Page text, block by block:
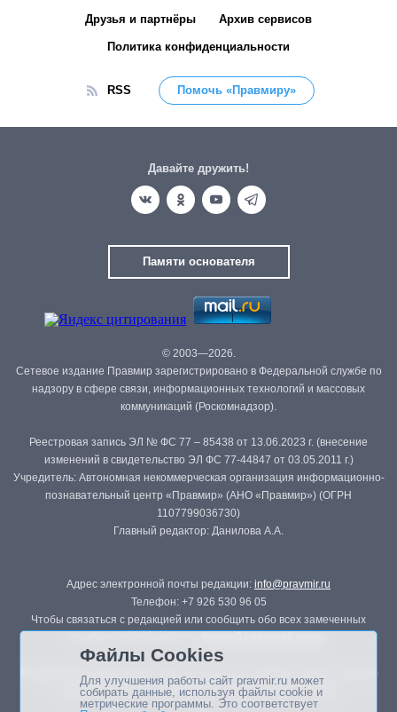
Друзья и партнёры Архив сервисов
Политика конфиденциальности
RSS Помочь «Правмиру»
Давайте дружить!
Памяти основателя
© 2003—2026.
Сетевое издание Правмир зарегистрировано в Федеральной службе по
надзору в сфере связи, информационных технологий и массовых
коммуникаций (Роскомнадзор).
Реестровая запись ЭЛ № ФС 77 – 85438 от 13.06.2023 г. (внесение
изменений в свидетельство ЭЛ ФС 77-44847 от 03.05.2011 г.)
Учредитель: Автономная некоммерческая организация информационно-
познавательный центр «Правмир» (АНО «Правмир») (ОГРН
1107799036730)
Главный редактор: Данилова А.А.
Адрес электронной почты редакции: info@pravmir.ru
Телефон: +7 926 530 96 05
Чтобы связаться с редакцией или сообщить обо всех замеченных
Републикация материалов сайта в печатных изданиях (книгах, прессе)
возможна только с письменного разрешения редакции.
Файлы Cookies
Для улучшения работы сайт pravmir.ru может
собирать данные, используя файлы cookie и
метрические программы. Это соответствует